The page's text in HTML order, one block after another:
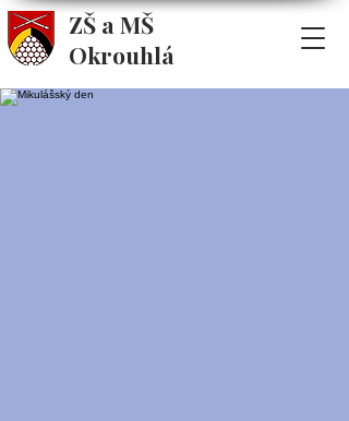
ZŠ a MŠ
Okrouhlá